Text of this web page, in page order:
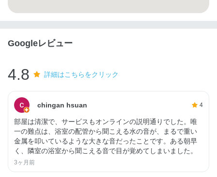
Googleレビュー
4.8 詳細はこちらをクリック
chingan hsuan 4
部屋は清潔で、サービスもオンラインの説明通りでした。唯
一の難点は、浴室の配管から聞こえる水の音が、まるで重い
金属を叩いているような大きな音だったことです。ある朝早
く、隣室の浴室から聞こえる音で目が覚めてしまいました。
3ヶ月前